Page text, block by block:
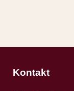
Kontakt